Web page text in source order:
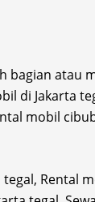
bagian atau
di Jakarta
mobil
Rental m